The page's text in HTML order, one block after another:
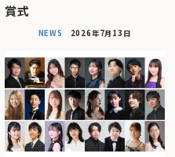
賞式
NEWS 2026年7月13日